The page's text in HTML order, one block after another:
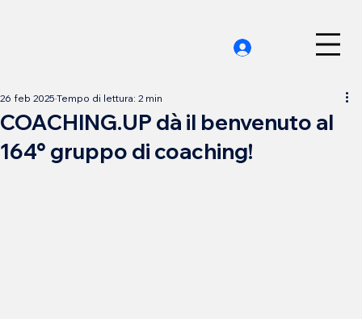
COACHING.UP dà il benvenuto al
164° gruppo di coaching!
26 feb 2025 Tempo di lettura: 2 min